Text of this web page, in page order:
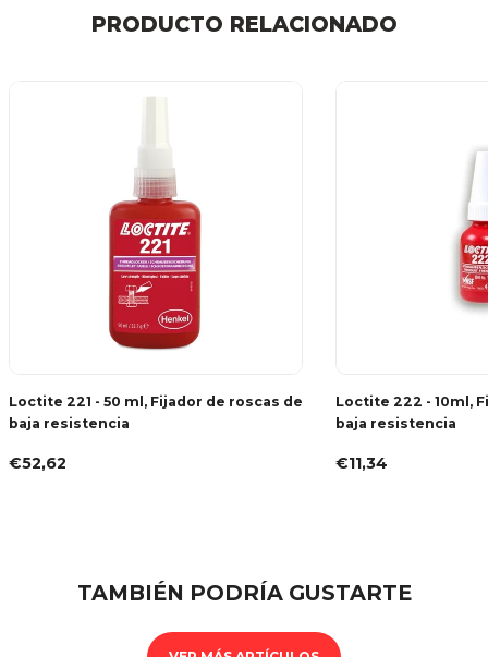
PRODUCTO RELACIONADO
Loctite 221 - 50 ml, Fijador de roscas de
baja resistencia
€52,62
Loctite 222 - 10ml,
baja resistencia
€11,34
TAMBIÉN PODRÍA GUSTARTE